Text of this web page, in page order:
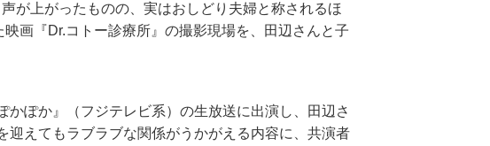
が上がったものの、実はおしどり夫婦と称されるほ
画『Dr.コトー診療所』の撮影現場を、田辺さんと子
ぽか』（フジテレビ系）の生放送に出演し、田辺さ
迎えてもラブラブな関係がうかがえる内容に、共演者